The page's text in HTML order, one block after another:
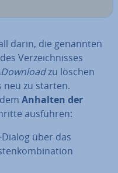
darin, die genannten
Ver­zeich­nis­ses
zu löschen
neu zu starten.
Anhalten der
ausführen:
Dialog über das